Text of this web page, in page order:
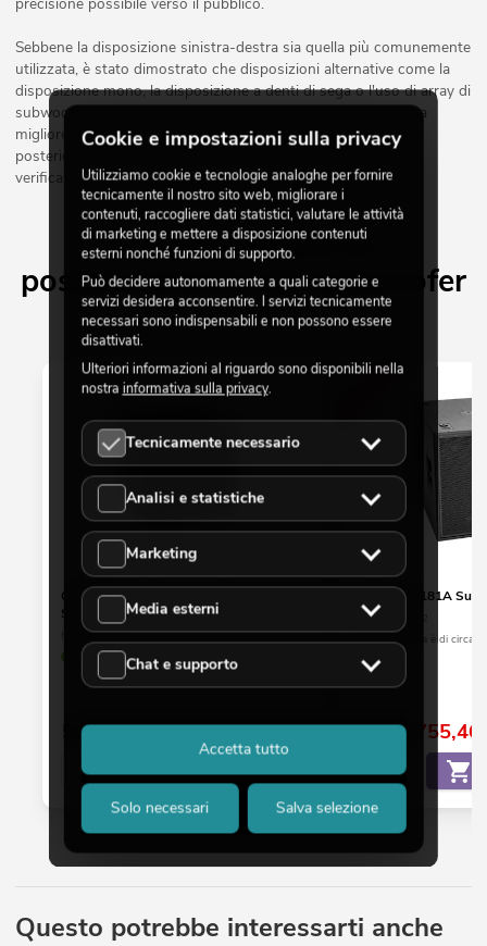
Sebbene la disposizione sinistra-destra sia quella più comunemente
utilizzata, è stato dimostrato che disposizioni alternative come la
disposizione mono, la disposizione a denti di sega o l'uso di array di
subwoofer cardioidi e array end fire spesso garantiscono una
migliore distribuzione del suono e un migliore smorzamento
posteriore. È quindi importante testare diverse disposizioni e
verificare quale si adatta meglio alla situazione specifica.
Prodotti relativi al
posizionamento dei subwoofer
OMNITRONIC PAS-151A MK4
Subwoofer, active, DSP
No. 11039561
La giacenza è di circa 12 sett.
599,00€
PSSO KX-181A
No. 11041182
La giacenza è di circa
899,00 € 755,46
Questo potrebbe interessarti anche
Cookie e impostazioni sulla privacy
Utilizziamo cookie e tecnologie analoghe per fornire
tecnicamente il nostro sito web, migliorare i
contenuti, raccogliere dati statistici, valutare le attività
di marketing e mettere a disposizione contenuti
esterni nonché funzioni di supporto.
Può decidere autonomamente a quali categorie e
servizi desidera acconsentire. I servizi tecnicamente
necessari sono indispensabili e non possono essere
disattivati.
Ulteriori informazioni al riguardo sono disponibili nella
nostra informativa sulla privacy.
Tecnicamente necessario
Analisi e statistiche
Marketing
Media esterni
Chat e supporto
Solo necessari Salva selezione
Accetta tutto